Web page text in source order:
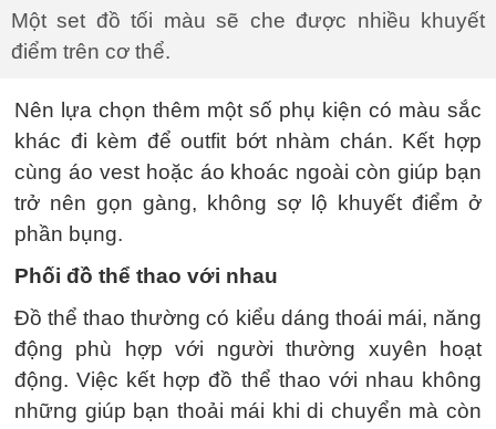
Một set đồ tối màu sẽ che được nhiều khuyết
điểm trên cơ thể.
Nên lựa chọn thêm một số phụ kiện có màu sắc
khác đi kèm để outfit bớt nhàm chán. Kết hợp
cùng áo vest hoặc áo khoác ngoài còn giúp bạn
trở nên gọn gàng, không sợ lộ khuyết điểm ở
phần bụng.
Phối đồ thể thao với nhau
Đồ thể thao thường có kiểu dáng thoái mái, năng
động phù hợp với người thường xuyên hoạt
động. Việc kết hợp đồ thể thao với nhau không
những giúp bạn thoải mái khi di chuyển mà còn